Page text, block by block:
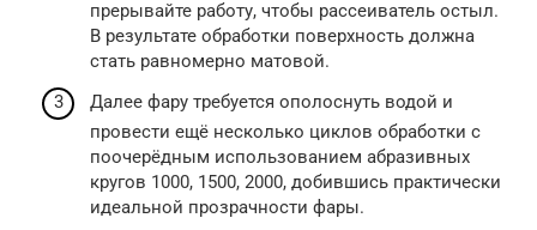
прерывайте работу, чтобы рассеиватель остыл.
В результате обработки поверхность должна
стать равномерно матовой.
Далее фару требуется ополоснуть водой и
провести ещё несколько циклов обработки с
поочерёдным использованием абразивных
кругов 1000, 1500, 2000, добившись практически
идеальной прозрачности фары.